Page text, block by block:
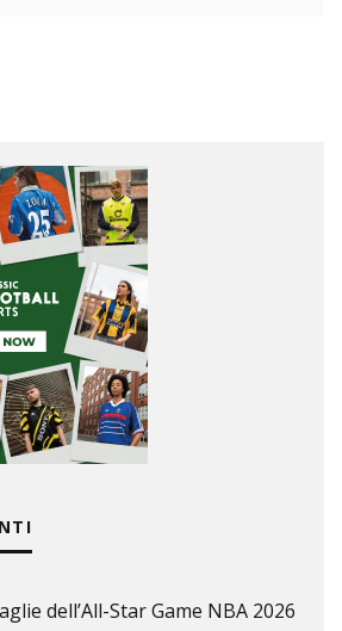
dell’All-Star Game NBA 2026